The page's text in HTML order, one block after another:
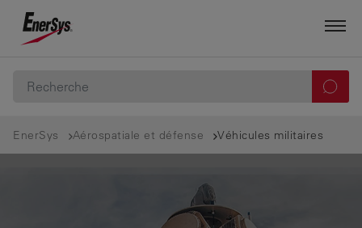
EnerSys Aérospatiale et défense Véhicules militaires